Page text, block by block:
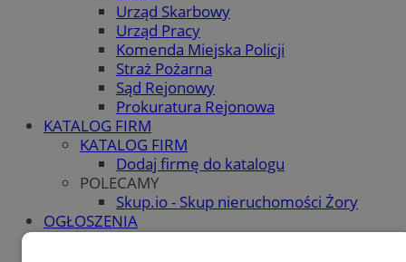
Urząd Skarbowy
Urząd Pracy
Komenda Miejska Policji
Straż Pożarna
Sąd Rejonowy
Prokuratura Rejonowa
KATALOG FIRM
KATALOG FIRM
Dodaj firmę do katalogu
POLECAMY
Skup.io - Skup nieruchomości Żory
OGŁOSZENIA